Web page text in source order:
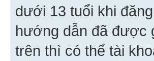
dưới 13 tuổi khi
hướng dẫn đã được
trên thì có thể tài